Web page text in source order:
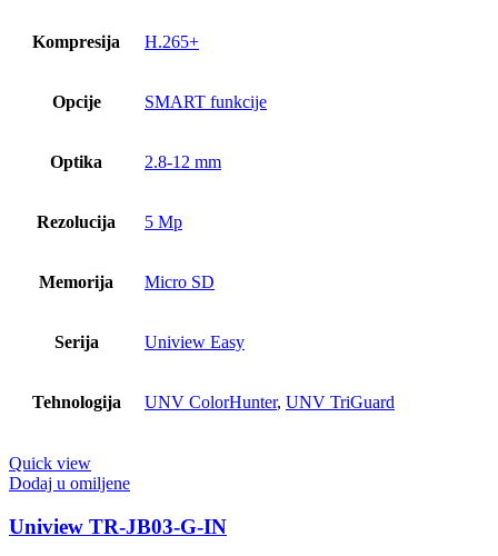
Kompresija H.265+
Opcije SMART funkcije
Optika 2.8-12 mm
Rezolucija 5 Mp
Memorija Micro SD
Serija Uniview Easy
Tehnologija UNV ColorHunter, UNV TriGuard
Quick view
Dodaj u omiljene
Uniview TR-JB03-G-IN